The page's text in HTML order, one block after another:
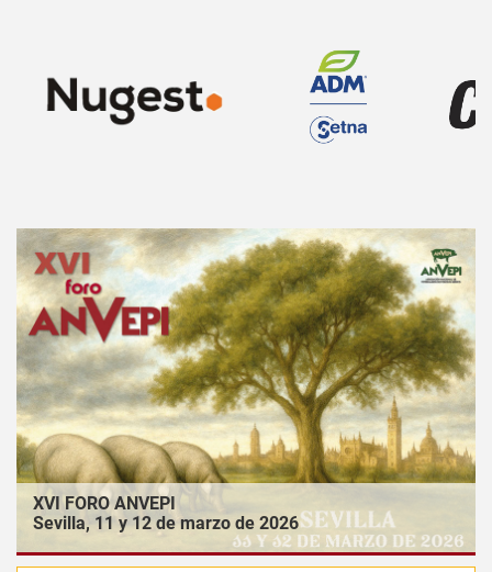
XVI FORO ANVEPI
Sevilla, 11 y 12 de marzo de 2026